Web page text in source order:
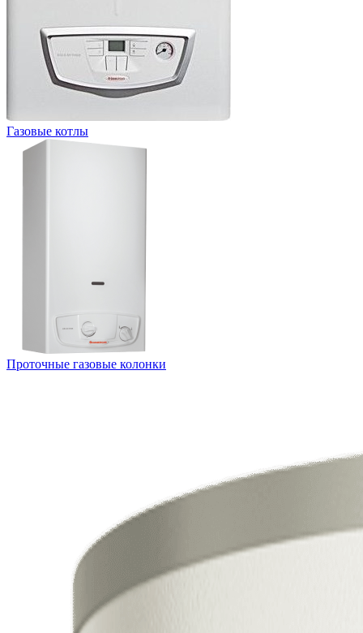
Газовые котлы
Проточные газовые колонки